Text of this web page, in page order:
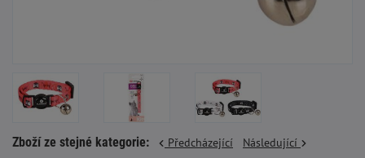
Zboží ze stejné kategorie: Předcházející Následující